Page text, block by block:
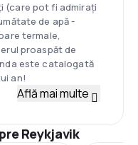
(care pot fi admirați
de apă -
termale,
proaspăt de
este catalogată
an!
Află mai multe
Reykjavik